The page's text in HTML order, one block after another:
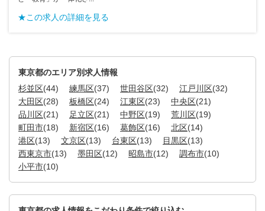
★この求人の詳細を見る
東京都のエリア別求人情報
杉並区(44) 練馬区(37) 世田谷区(32) 江戸川区(32)
大田区(28) 板橋区(24) 江東区(23) 中央区(21)
品川区(21) 足立区(21) 中野区(19) 荒川区(19)
町田市(18) 新宿区(16) 葛飾区(16) 北区(14)
港区(13) 文京区(13) 台東区(13) 目黒区(13)
西東京市(13) 墨田区(12) 昭島市(12) 調布市(10)
小平市(10)